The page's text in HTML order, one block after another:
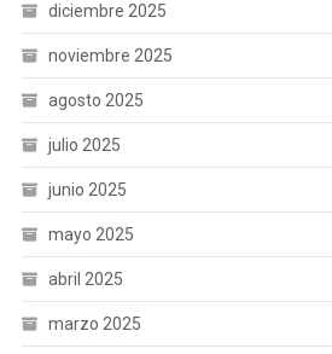
diciembre 2025
noviembre 2025
agosto 2025
julio 2025
junio 2025
mayo 2025
abril 2025
marzo 2025